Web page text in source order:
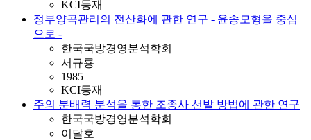
KCI등재
정부양곡관리의 전산화에 관한 연구 - 윤송모형을 중심
으로 -
한국국방경영분석학회
서규룡
1985
KCI등재
주의 분배력 분석을 통한 조종사 선발 방법에 관한 연구
한국국방경영분석학회
이달호